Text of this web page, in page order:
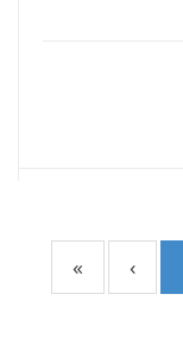
« ‹